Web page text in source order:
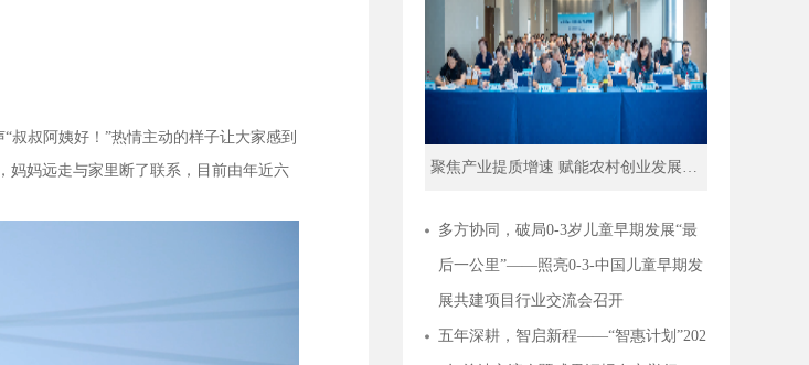
叔阿姨好！”热情主动的样子让大家感到
妈妈远走与家里断了联系，目前由年近六
照亮0-3-中国儿童早期发展共建项目媒体交流会在京举行——共探儿童早期发展“好服务”路径
多方协同，破局0-3岁儿童早期发展“最
后一公里”——照亮0-3-中国儿童早期发
展共建项目行业交流会召开
五年深耕，智启新程——“智惠计划”202